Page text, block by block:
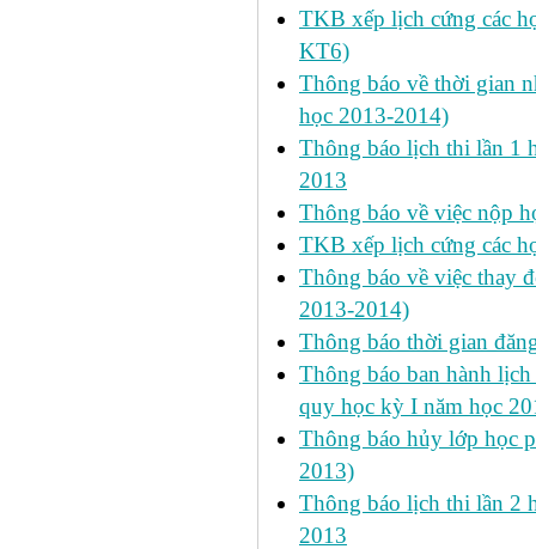
TKB xếp lịch cứng các
KT6)
Thông báo về thời gian
học 2013-2014)
Thông báo lịch thi lần 1
2013
Thông báo về việc nộp
TKB xếp lịch cứng các
Thông báo về việc thay
2013-2014)
Thông báo thời gian
Thông báo ban hành
quy học kỳ I năm học
Thông báo hủy lớp học
2013)
Thông báo lịch thi lần 2
2013